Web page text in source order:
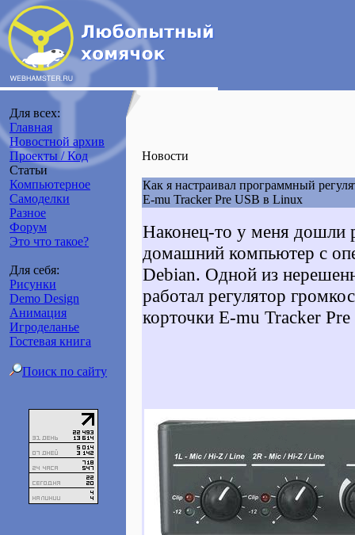
Для всех:
Главная
Новостной архив
Проекты / Код
Статьи
Компьютерное
Самоделки
Разное
Форум
Это что такое?
Для себя:
Рисунки
Demo Design
Анимация
Игроделанье
Гостевая книга
Поиск по сайту
Новости
Как я настраивал программный
E-mu Tracker Pre USB в Linux
Наконец-то у меня дошли
домашний компьютер с
Debian. Одной из
работал регулятор
корточки E-mu Tracker